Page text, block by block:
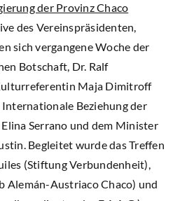
der Provinz Chaco
des Vereinspräsidenten,
sich vergangene Woche der
Botschaft, Dr. Ralf
Maja Dimitroff
Beziehung der
Serrano und dem Minister
Begleitet wurde das Treffen
(Stiftung Verbundenheit),
Alemán-Austriaco Chaco) und